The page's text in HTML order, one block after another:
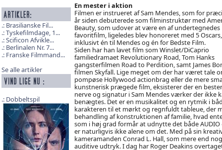
Brasilianske Fil...
Tyskefilmdage, 1...
Scificon Afvikle...
Berlinalen Nr. 7...
Franske Filmmand...
Se alle artikler
Dobbeltspil
En mester i aktion
Filmen er instrueret af Sam Mendes, som for
år siden debuterede som filminstruktør med
Beauty, som udover at være en af undertegnedes
favoritfilm, ligeledes blev honoreret med 5 Oscars,
inklusivt én til Mendes og én for Bedste Film.
Siden har han lavet film som Winslet/DiCaprio
familiedramaet Revolutionary Road, Tom Hanks
gangsterfilmen Road to Perdition, samt James
filmen Skyfall. Lige meget om der har været tale
pompøse Hollywood actionbrag eller de mere
kunstnerisk prægede film, eksisterer der en
nerve og signatur i Sam Mendes værker der ikke
benægtes. Det er en musikalitet og en rytmik i
karakteren til et mørkt og regnfuldt tableue, der
behandling af konstruktionen af familie, hvad
som i høj grad formår at udnytte det både
er naturligvis ikke alene om det. Med på sin
kameramanden Conrad L. Hall, som mere end
auditive udtryk. I dag har Roger Deakins